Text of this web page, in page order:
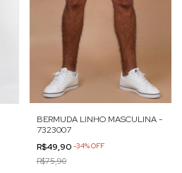
BERMUDA LINHO MASCULINA -
7323007
R$49,90 -34%OFF
R$75,90